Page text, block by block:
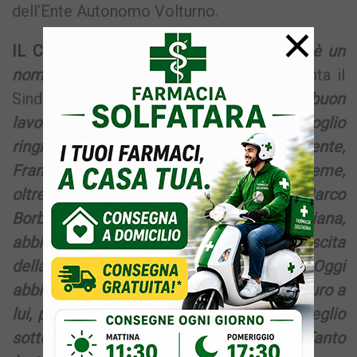
dell’Ente Autonomo Volturno.
IL COMMENTO – «L’avvocato Cosentini è un
nome di alto profilo e spessore
– racconta il
Sindaco Della Ragione –Auguro a lui buon
lavoro. Abbiamo tanto da fare. Voglio
ringraziare l’amministratore unico uscente,
Francesco Caputo, per il lavoro svolto. Insieme,
oltre a valorizzare il patrimonio del Parco
Borbonico, con la Casina Vanvitelliana,
abbiamo completato l’iter per la fuoriuscita
della società dallo stato di liquidazione. Oggi
abbiamo riportato la società in bonis. Auguro a
lui, professionista capace e perbene, il meglio
sotto il profilo professionale e personale. Tanto
×